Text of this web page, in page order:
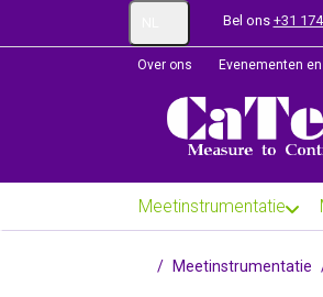
Bel ons +31
Over ons Evenementen
Meetinstrumentatie
Startpagina
Meetinstrumentatie